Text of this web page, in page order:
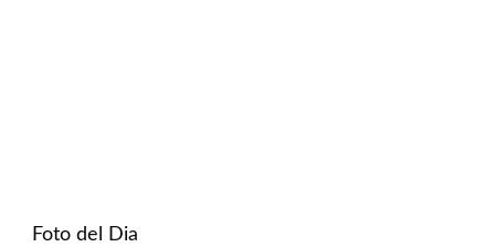
Foto del Dia